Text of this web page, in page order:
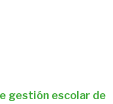
gestión escolar de